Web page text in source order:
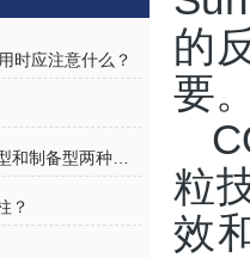
时应注意什么？
？
的
要
粒
效